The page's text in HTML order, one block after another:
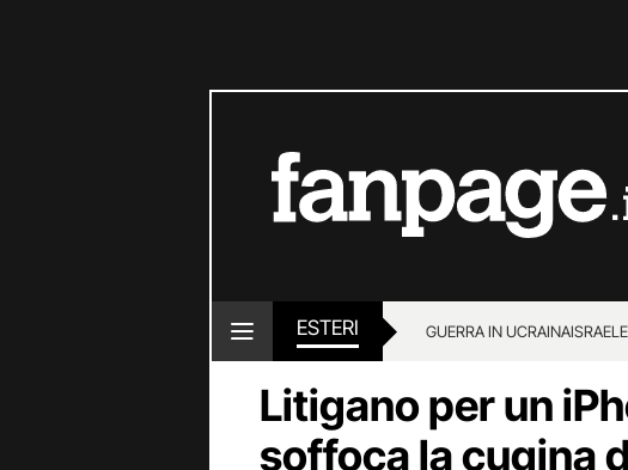
ESTERI GUERRA IN UCRAINA
Litigano per un
soffoca la cugina